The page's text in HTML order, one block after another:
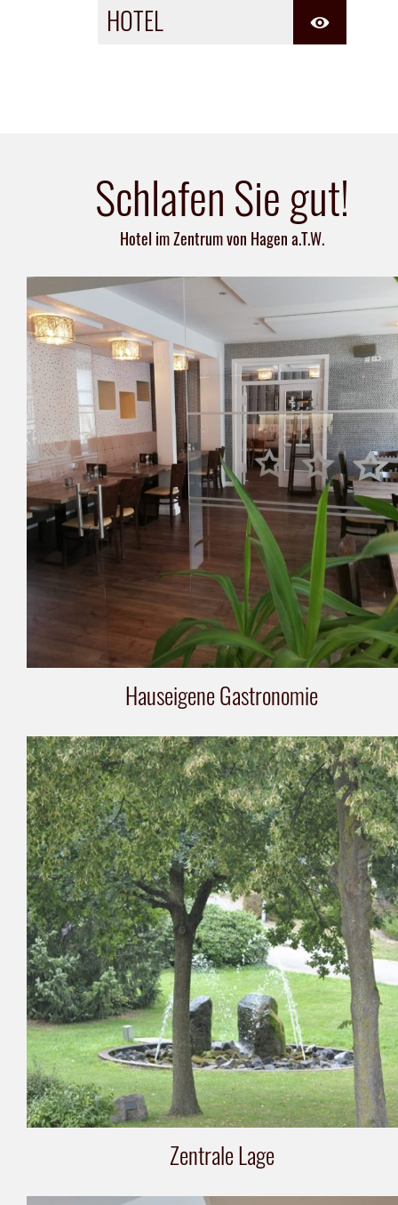
HOTEL
Schlafen Sie gut!
Hotel im Zentrum von Hagen a.T.W.
Hauseigene Gastronomie
Zentrale Lage